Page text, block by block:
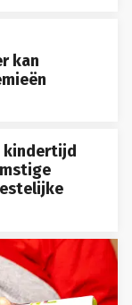
kan
kindertijd